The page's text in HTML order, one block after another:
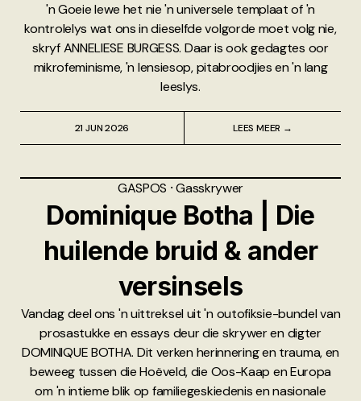
'n Goeie lewe het nie 'n universele templaat of 'n
kontrolelys wat ons in dieselfde volgorde moet volg nie,
skryf ANNELIESE BURGESS. Daar is ook gedagtes oor
mikrofeminisme, 'n lensiesop, pitabroodjies en 'n lang
leeslys.
21 JUN 2026 LEES MEER →
GASPOS ⸱Gasskrywer
Dominique Botha | Die
huilende bruid & ander
versinsels
Vandag deel ons 'n uittreksel uit 'n outofiksie-bundel van
prosastukke en essays deur die skrywer en digter
DOMINIQUE BOTHA. Dit verken herinnering en trauma, en
beweeg tussen die Hoëveld, die Oos-Kaap en Europa
om 'n intieme blik op familiegeskiedenis en nasionale